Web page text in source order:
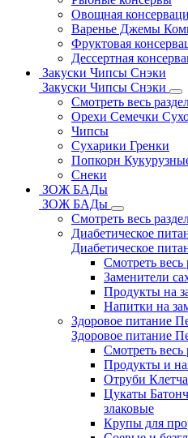
Овощная
Варенье Джемы
Фруктовая
Дессертная
Закуски Чипсы Снэки
Закуски Чипсы Снэки
Смотреть весь
Орехи Семечки
Чипсы
Сухарики Гренки
Попкорн
Снеки
ЗОЖ БАДы
ЗОЖ БАДы
Смотреть весь
Диабетическое
Диабетическое
Смотреть весь
Заменители
Продукты на
Напитки на
Здоровое питание
Здоровое питание
Смотреть весь
Продукты и
Отруби
Цукаты
злаковые
Крупы для